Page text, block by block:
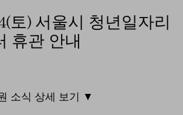
토) 서울시 청년일자리
휴관 안내
소식 상세 보기 ▼